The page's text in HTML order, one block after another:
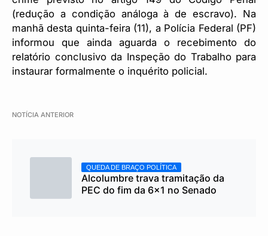
(redução a condição análoga à de escravo). Na
manhã desta quinta-feira (11), a Polícia Federal (PF)
informou que ainda aguarda o recebimento do
relatório conclusivo da Inspeção do Trabalho para
instaurar formalmente o inquérito policial.
NOTÍCIA ANTERIOR
QUEDA DE BRAÇO POLÍTICA
Alcolumbre trava tramitação da
PEC do fim da 6×1 no Senado